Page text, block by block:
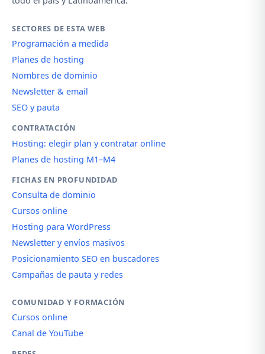
SECTORES DE ESTA WEB
Programación a medida
Planes de hosting
Nombres de dominio
Newsletter & email
SEO y pauta
CONTRATACIÓN
Hosting: elegir plan y contratar online
Planes de hosting M1–M4
FICHAS EN PROFUNDIDAD
Consulta de dominio
Cursos online
Hosting para WordPress
Newsletter y envíos masivos
Posicionamiento SEO en buscadores
Campañas de pauta y redes
COMUNIDAD Y FORMACIÓN
Cursos online
Canal de YouTube